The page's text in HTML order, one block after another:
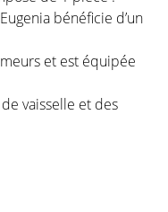
bénéficie d’un
et est équipée
vaisselle et des